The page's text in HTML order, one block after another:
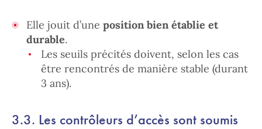
Elle jouit d’une position bien établie et
durable.
Les seuils précités doivent, selon les cas
être rencontrés de manière stable (durant
3 ans).
3.3. Les contrôleurs d’accès sont soumis